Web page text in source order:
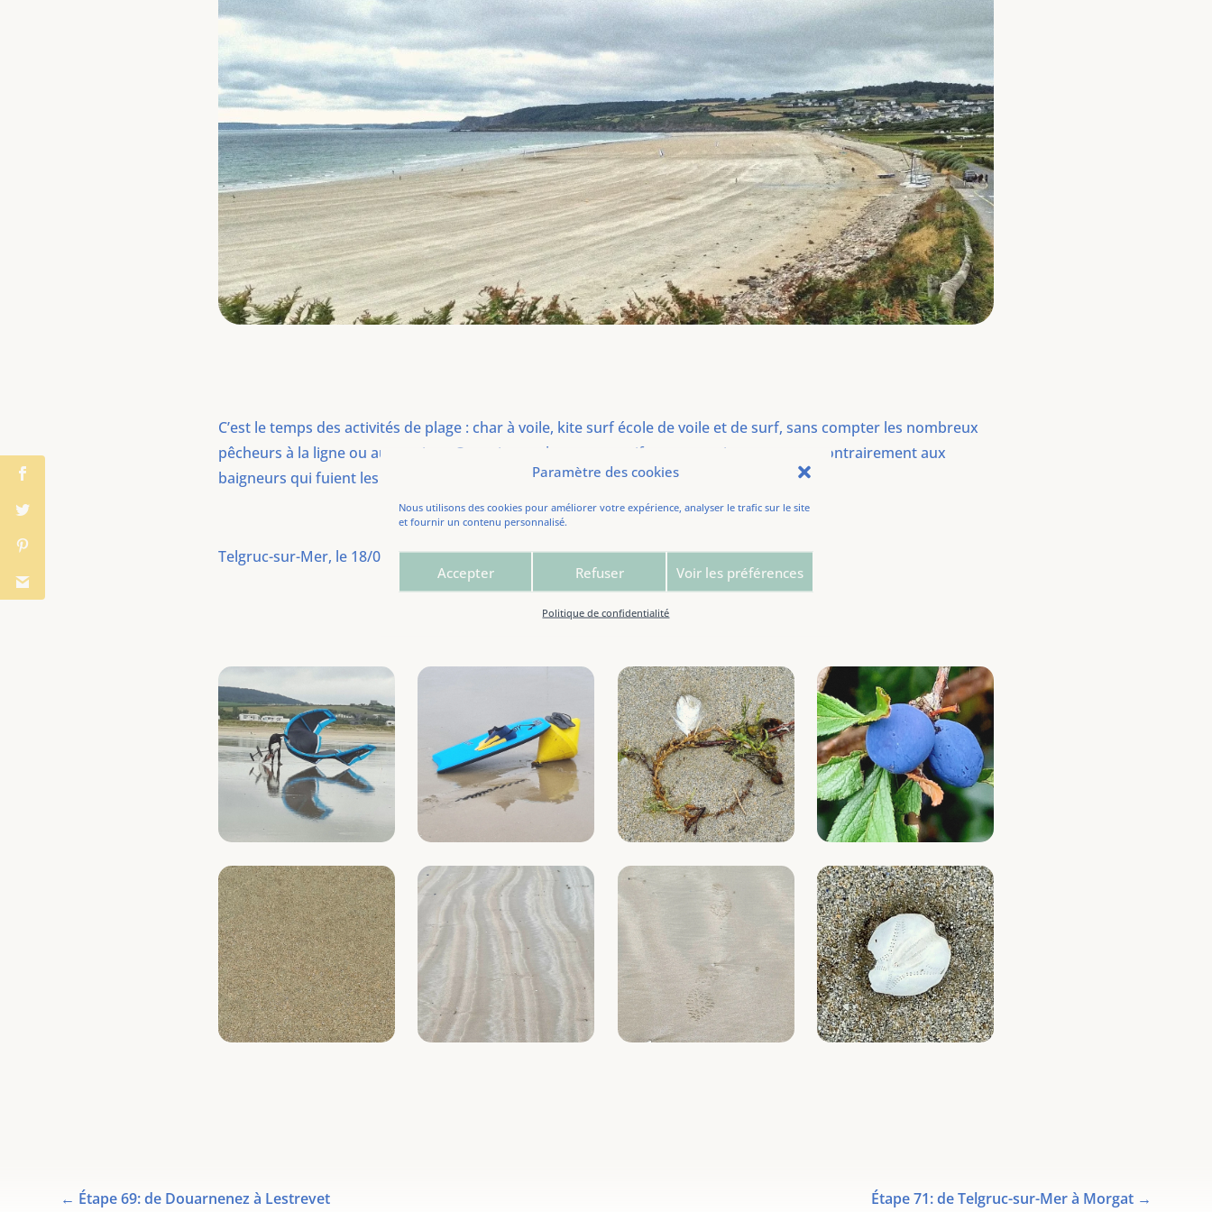
Paramètre des cookies
Nous utilisons des cookies pour améliorer votre expérience, analyser le trafic sur le site
et fournir un contenu personnalisé.
Accepter Refuser Voir les préférences
Politique de confidentialité
C’est le temps des activités de plage : char à voile, kite surf école de voile et de surf, sans compter les nombreux
pêcheurs à la ligne ou aux casiers. Ce petit peuple restera actif en toutes circonstances, contrairement aux
baigneurs qui fuient les nuages comme la peste.
Telgruc-sur-Mer, le 18/07/2022. Distance de l’étape: 13,1 km.
← Étape 69: de Douarnenez à Lestrevet Étape 71: de Telgruc-sur-Mer à Morgat→